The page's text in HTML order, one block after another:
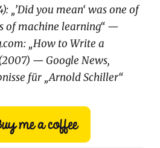
„’Did you mean‘ was one of
of machine learning“ —
„How to Write a
— Google News,
für „Arnold Schiller“